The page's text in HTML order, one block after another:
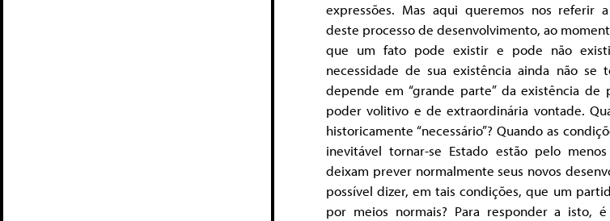
expressões. Mas aqui queremos nos referir
deste processo de desenvolvimento, ao
que um fato pode existir e pode não
necessidade de sua existência ainda não se
depende em “grande parte” da existência de
poder volitivo e de extraordinária vontade.
historicamente “necessário”? Quando as
inevitável tornar-se Estado estão pelo
deixam prever normalmente seus novos
possível dizer, em tais condições, que um
por meios normais? Para responder a isto,